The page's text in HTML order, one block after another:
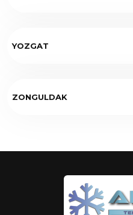
YOZGAT
ZONGULDAK